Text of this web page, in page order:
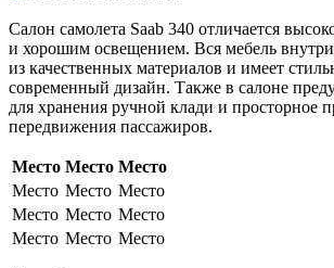
Салон самолета Saab 340 отличается
и хорошим освещением. Вся мебель
из качественных материалов и имеет
современный дизайн. Также в салоне
для хранения ручной клади и просторное
передвижения пассажиров.
Место Место Место
Место Место Место
Место Место Место
Место Место Место